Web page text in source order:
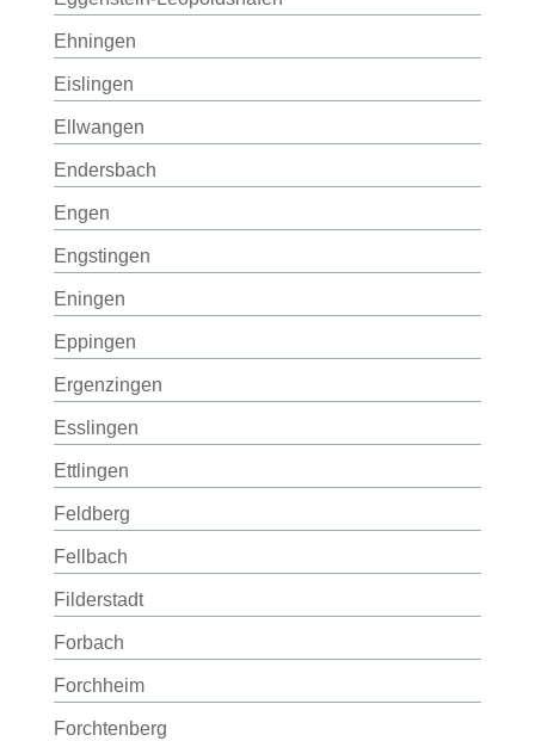
Ehningen
Eislingen
Ellwangen
Endersbach
Engen
Engstingen
Eningen
Eppingen
Ergenzingen
Esslingen
Ettlingen
Feldberg
Fellbach
Filderstadt
Forbach
Forchheim
Forchtenberg